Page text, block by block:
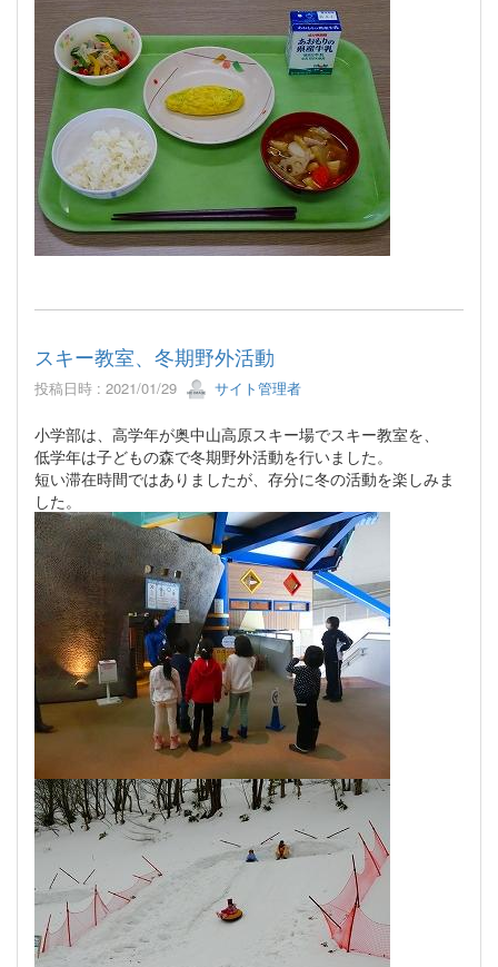
スキー教室、冬期野外活動
投稿日時 : 2021/01/29 サイト管理者
小学部は、高学年が奥中山高原スキー場でスキー教室を、
低学年は子どもの森で冬期野外活動を行いました。
短い滞在時間ではありましたが、存分に冬の活動を楽しみま
した。